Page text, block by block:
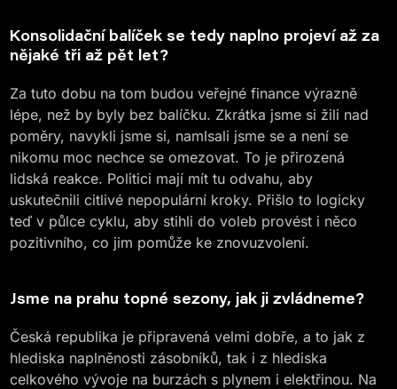
Konsolidační balíček se tedy naplno projeví až za
nějaké tři až pět let?
Za tuto dobu na tom budou veřejné finance výrazně
lépe, než by byly bez balíčku. Zkrátka jsme si žili nad
poměry, navykli jsme si, namlsali jsme se a není se
nikomu moc nechce se omezovat. To je přirozená
lidská reakce. Politici mají mít tu odvahu, aby
uskutečnili citlivé nepopulární kroky. Přišlo to logicky
teď v půlce cyklu, aby stihli do voleb provést i něco
pozitivního, co jim pomůže ke znovuzvolení.
Jsme na prahu topné sezony, jak ji zvládneme?
Česká republika je připravená velmi dobře, a to jak z
hlediska naplněnosti zásobníků, tak i z hlediska
celkového vývoje na burzách s plynem i elektřinou. Na